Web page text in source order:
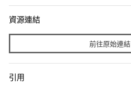
資源連結
前往原始連結
引用